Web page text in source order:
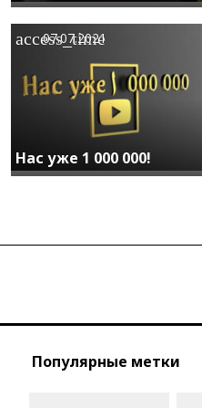
Нас уже 1 000 000!
access_time
07.07.2021
Популярные метки